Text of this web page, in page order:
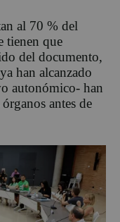
al 70 % del
tienen que
del documento,
han alcanzado
autonómico- han
antes de